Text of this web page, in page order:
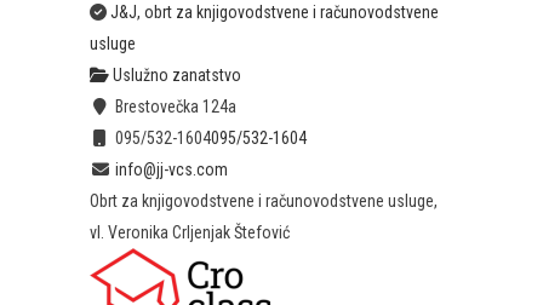
J&J, obrt za knjigovodstvene i računovodstvene
usluge
Uslužno zanatstvo
Brestovečka 124a
095/532-1604095/532-1604
info@jj-vcs.com
Obrt za knjigovodstvene i računovodstvene usluge,
vl. Veronika Crljenjak Štefović